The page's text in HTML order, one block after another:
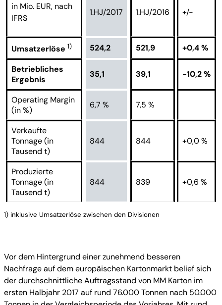
in Mio. EUR, nach
IFRS
1.HJ/2017 1.HJ/2016 +/-
Umsatzerlöse 1) 524,2 521,9 +0,4 %
Betriebliches
Ergebnis
35,1 39,1 -10,2 %
Operating Margin
(in %)
6,7 % 7,5 %
Verkaufte
Tonnage (in
Tausend t)
844 844 +0,0 %
Produzierte
Tonnage (in
Tausend t)
844 839 +0,6 %
1) inklusive Umsatzerlöse zwischen den Divisionen
Vor dem Hintergrund einer zunehmend besseren
Nachfrage auf dem europäischen Kartonmarkt belief sich
der durchschnittliche Auftragsstand von MM Karton im
ersten Halbjahr 2017 auf rund 76.000 Tonnen nach 50.000